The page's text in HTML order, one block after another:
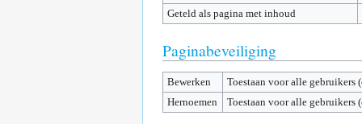
Geteld als pagina met inhoud
Paginabeveiliging
Bewerken
Toestaan voor alle gebruikers
Hernoemen
Toestaan voor alle gebruikers